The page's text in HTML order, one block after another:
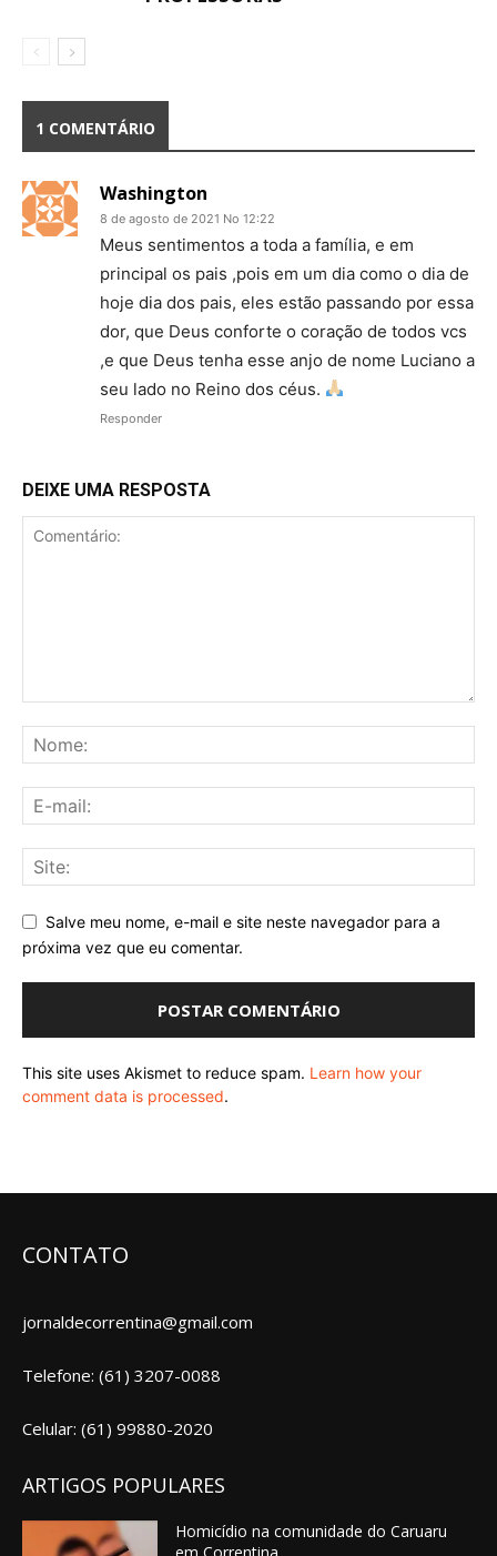
1 COMENTÁRIO
Washington
8 de agosto de 2021 No 12:22
Meus sentimentos a toda a família, e em
principal os pais ,pois em um dia como o dia de
hoje dia dos pais, eles estão passando por essa
dor, que Deus conforte o coração de todos vcs
,e que Deus tenha esse anjo de nome Luciano a
seu lado no Reino dos céus.
Responder
DEIXE UMA RESPOSTA
Salve meu nome, e-mail e site neste navegador para a
próxima vez que eu comentar.
This site uses Akismet to reduce spam. Learn how your
comment data is processed.
CONTATO
jornaldecorrentina@gmail.com
Telefone: (61) 3207-0088
Celular: (61) 99880-2020
ARTIGOS POPULARES
Homicídio na comunidade do Caruaru